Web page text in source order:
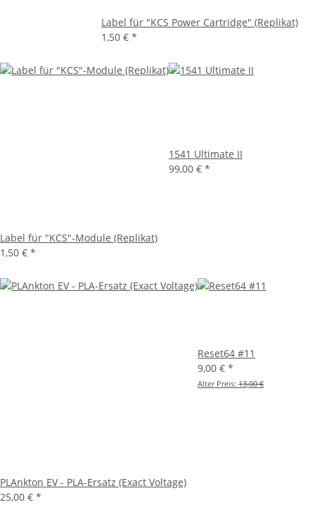
Label für "KCS Power Cartridge" (Replikat)
1,50 € *
Label für "KCS"-Module (Replikat)
1,50 € *
1541 Ultimate II
99,00 € *
PLAnkton EV - PLA-Ersatz (Exact Voltage)
25,00 € *
Reset64 #11
9,00 € *
Alter Preis: 13,00 €